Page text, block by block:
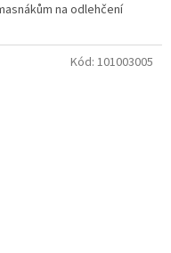
na odlehčení
Kód: 101003005